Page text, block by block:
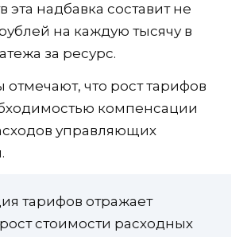
эта надбавка составит не
на каждую тысячу в
за ресурс.
что рост тарифов
компенсации
управляющих
тарифов отражает
стоимости расходных